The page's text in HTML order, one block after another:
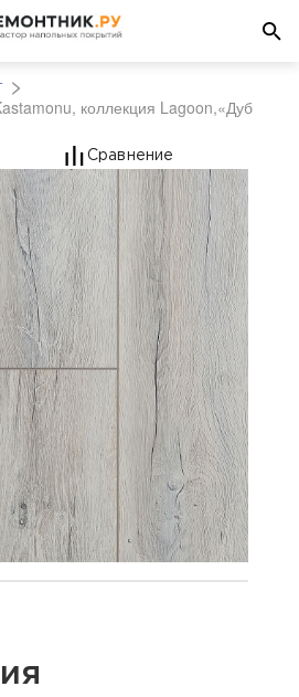
коллекция Lagoon,«Дуб
33 класса
Сравнение